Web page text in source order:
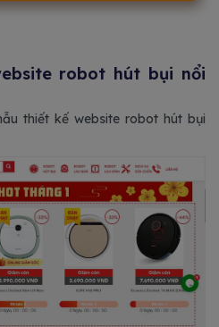
robot hút bụi nổi
thiết kế website robot hút bụi